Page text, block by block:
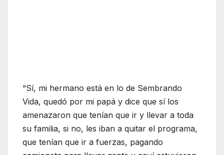
“Sí, mi hermano está en lo de Sembrando
Vida, quedó por mi papá y dice que sí los
amenazaron que tenían que ir y llevar a toda
su familia, si no, les iban a quitar el programa,
que tenían que ir a fuerzas, pagando